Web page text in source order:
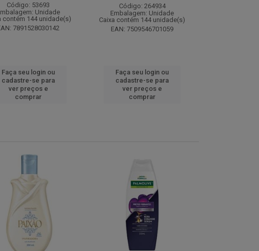
Código: 53693
Unidade
contém 144 unidade(s)
7891528030142
Faça seu login ou
cadastre-se para
ver preços e
comprar
Código: 264934
Embalagem: Unidade
Caixa contém 144 unidade(s)
EAN: 7509546701059
Faça seu login ou
cadastre-se para
ver preços e
comprar